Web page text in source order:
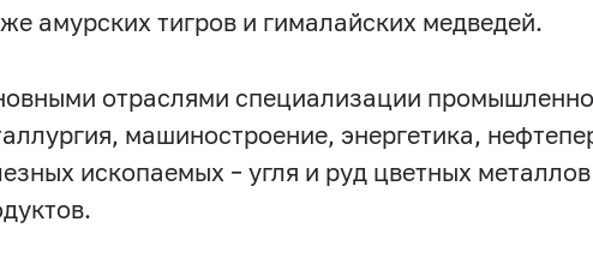
амурских тигров и гималайских медведей.
отраслями специализации
машиностроение, энергетика,
ископаемых – угля и руд цветных